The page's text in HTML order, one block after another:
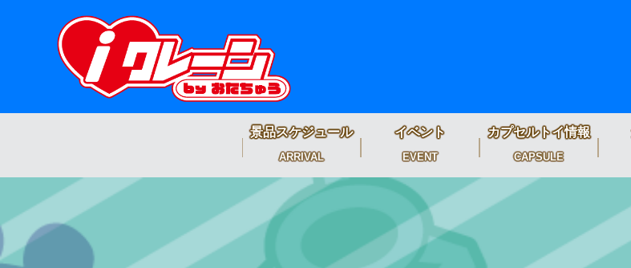
景品スケジュール
ARRIVAL
イベント
EVENT
カプセルトイ情報
CAPSULE